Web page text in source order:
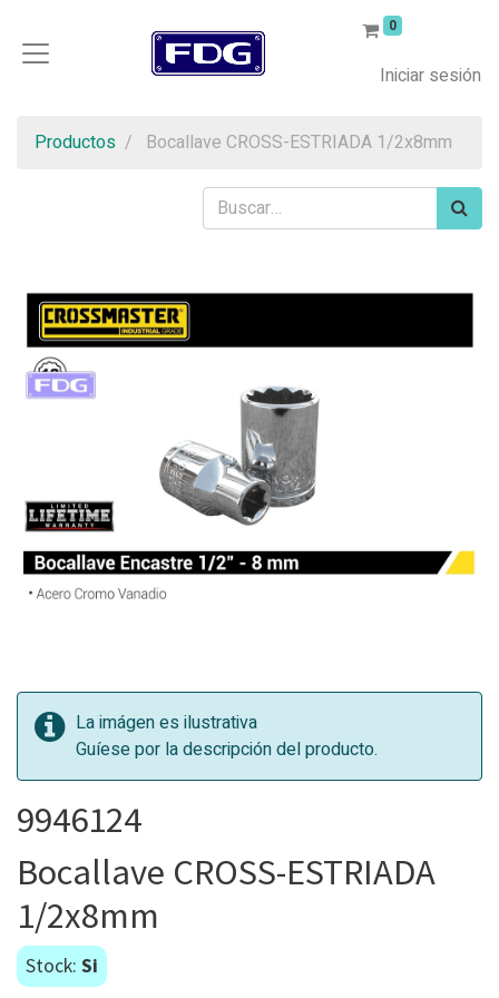
0
Iniciar sesión
Productos Bocallave CROSS-ESTRIADA 1/2x8mm
La imágen es ilustrativa
Guíese por la descripción del producto.
9946124
Bocallave CROSS-ESTRIADA
1/2x8mm
Stock: Si